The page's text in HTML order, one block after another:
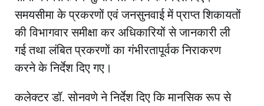
समयसीमा के प्रकरणों एवं जनसुनवाई में प्राप्त शिकायतों
की विभागवार समीक्षा कर अधिकारियों से जानकारी ली
गई तथा लंबित प्रकरणों का गंभीरतापूर्वक निराकरण
करने के निर्देश दिए गए।
कलेक्टर डॉ. सोनवणे ने निर्देश दिए कि मानसिक रूप से